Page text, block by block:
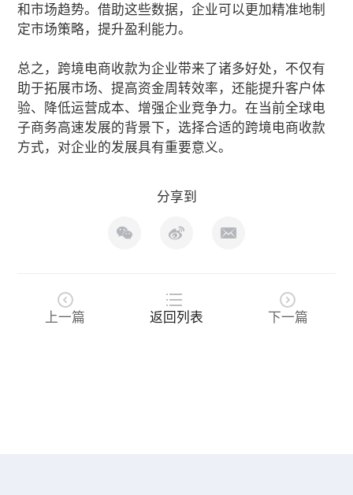
和市场趋势。借助这些数据，企业可以更加精准地制
定市场策略，提升盈利能力。
总之，跨境电商收款为企业带来了诸多好处，不仅有
助于拓展市场、提高资金周转效率，还能提升客户体
验、降低运营成本、增强企业竞争力。在当前全球电
子商务高速发展的背景下，选择合适的跨境电商收款
方式，对企业的发展具有重要意义。
分享到
上一篇 返回列表 下一篇